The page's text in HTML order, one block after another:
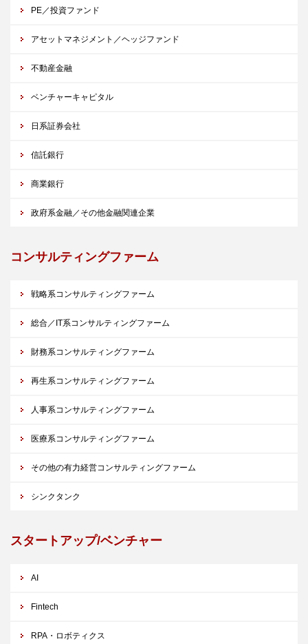
PE／投資ファンド
アセットマネジメント／ヘッジファンド
不動産金融
ベンチャーキャピタル
日系証券会社
信託銀行
商業銀行
政府系金融／その他金融関連企業
コンサルティングファーム
戦略系コンサルティングファーム
総合／IT系コンサルティングファーム
財務系コンサルティングファーム
再生系コンサルティングファーム
人事系コンサルティングファーム
医療系コンサルティングファーム
その他の有力経営コンサルティングファーム
シンクタンク
スタートアップ/ベンチャー
AI
Fintech
RPA・ロボティクス